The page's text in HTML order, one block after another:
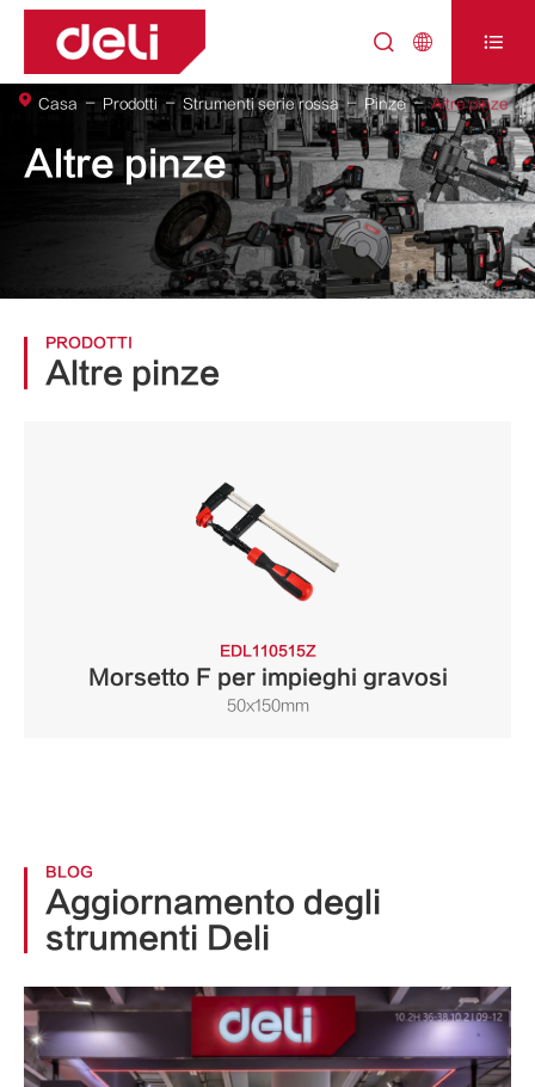
  
Altre pinze
Casa Prodotti Strumenti serie rossa Pinze Altre pinze
PRODOTTI
Altre pinze
EDL110515Z
Morsetto F per impieghi gravosi
50x150mm
BLOG
Aggiornamento degli
strumenti Deli